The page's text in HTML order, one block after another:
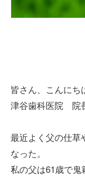
皆さん、こんにち
津谷歯科医院 院
最近よく父の仕草
なった。
私の父は61歳で